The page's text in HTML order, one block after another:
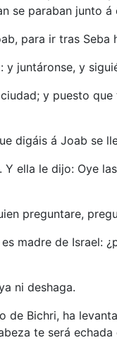
se paraban junto á
para ir tras Seba
juntáronse, y
y puesto
digáis á Joab se
ella le dijo: Oye
preguntare,
madre de Israel:
ni deshaga.
de Bichri, ha
te será echada